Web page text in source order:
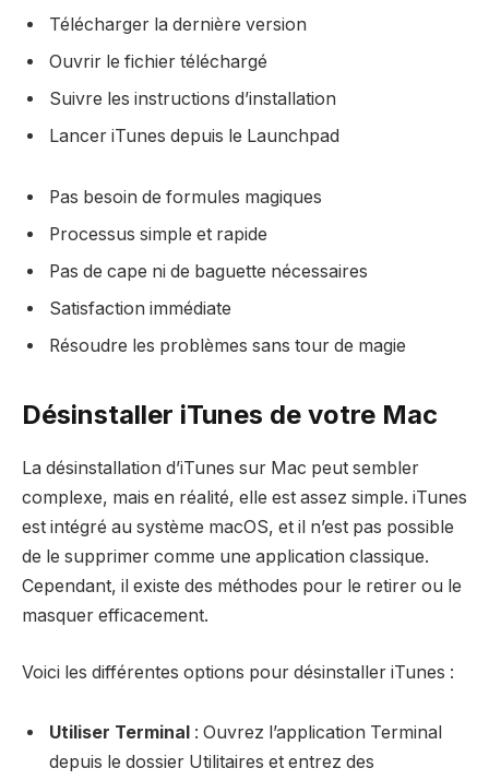
Télécharger la dernière version
Ouvrir le fichier téléchargé
Suivre les instructions d’installation
Lancer iTunes depuis le Launchpad
Pas besoin de formules magiques
Processus simple et rapide
Pas de cape ni de baguette nécessaires
Satisfaction immédiate
Résoudre les problèmes sans tour de magie
Désinstaller iTunes de votre Mac
La désinstallation d’iTunes sur Mac peut sembler
complexe, mais en réalité, elle est assez simple. iTunes
est intégré au système macOS, et il n’est pas possible
de le supprimer comme une application classique.
Cependant, il existe des méthodes pour le retirer ou le
masquer efficacement.
Voici les différentes options pour désinstaller iTunes :
Utiliser Terminal : Ouvrez l’application Terminal
depuis le dossier Utilitaires et entrez des